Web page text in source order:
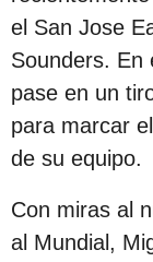
el San Jose
Sounders. En
pase en un
para marcar
de su equipo.
Con miras al
al Mundial,